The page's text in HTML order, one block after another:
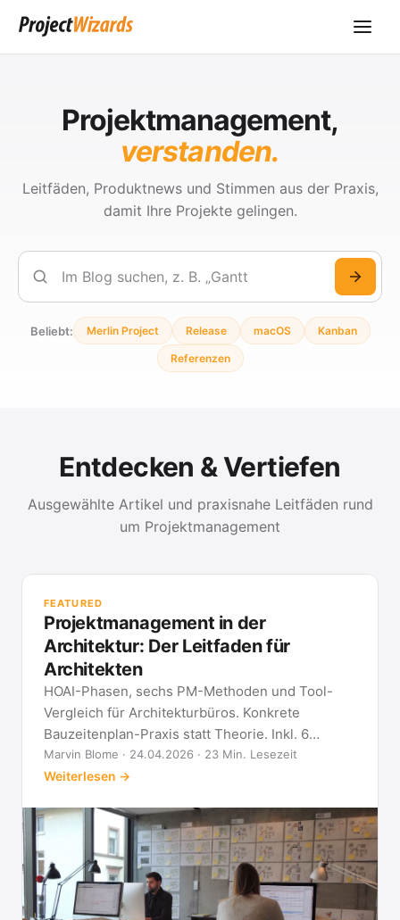
Projektmanagement,
verstanden.
Leitfäden, Produktnews und Stimmen aus der Praxis,
damit Ihre Projekte gelingen.
Suchen
Beliebt: Merlin Project Release macOS Kanban
Referenzen
Entdecken & Vertiefen
Ausgewählte Artikel und praxisnahe Leitfäden rund
um Projektmanagement
FEATURED
Projektmanagement in der
Architektur: Der Leitfaden für
Architekten
HOAI-Phasen, sechs PM-Methoden und Tool-
Vergleich für Architekturbüros. Konkrete
Bauzeitenplan-Praxis statt Theorie. Inkl. 6
Architekten-FAQ.
Marvin Blome · 24.04.2026 · 23 Min. Lesezeit
Weiterlesen →